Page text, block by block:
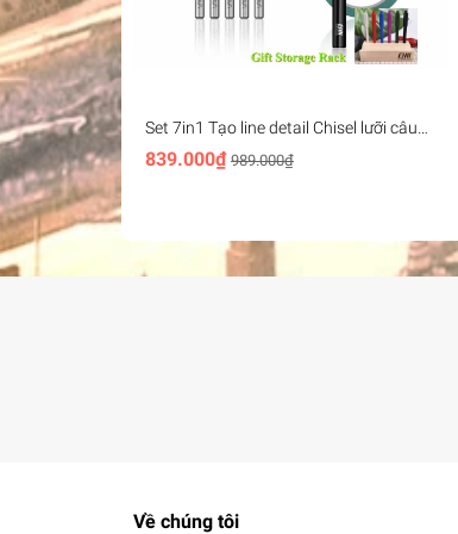
Hãng: Border Model
Sản phẩm chisel thường mua kèm
#dochoi #mohinh #dungcu #chisel
Set 7in1 Tạo line detail Chisel lưỡi câu
KURAKAWA ET9 Hook Line Knife 0.1-
0.5 + Handle + Masking
839.000₫ 989.000₫
Về chúng tôi